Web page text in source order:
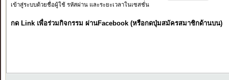
เข้าสู่ระบบด้วยชื่อผู้ใช้ รหัสผ่าน และระยะเวลาในเซสชั่น
กด Link เพื่อร่วมกิจกรรม ผ่านFacebook (หรือกดปุ่มสมัครสมาชิกด้านบน)